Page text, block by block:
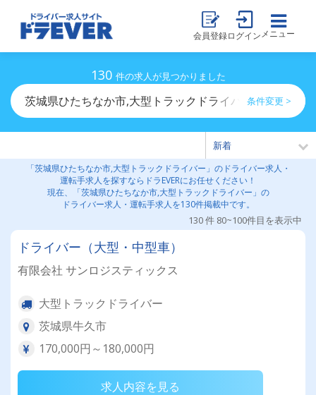
会員登録ログイン メニュー
130 件の求人が見つかりました
茨城県ひたちなか市,大型トラックドライバーのドライバ
条件変更 >
「茨城県ひたちなか市,大型トラックドライバー」のドライバー求人・
運転手求人を探すならドラEVERにお任せください！
現在、「茨城県ひたちなか市,大型トラックドライバー」の
ドライバー求人・運転手求人を130件掲載中です。
130 件 80~100件目を表示中
ドライバー（大型・中型車）
有限会社 サンロジスティックス
大型トラックドライバー
茨城県牛久市
170,000円～180,000円
求人内容を見る